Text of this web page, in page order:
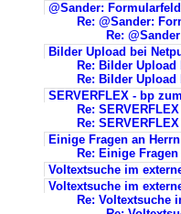
@Sander:
Re: @Sander:
Re:
Bilder Upload bei
Re: Bilder
Re: Bilder
SERVERFLEX - bp
Re:
Re:
Einige Fragen an
Re: Einige
Voltextsuche im
Voltextsuche im
Re: Voltextsuche